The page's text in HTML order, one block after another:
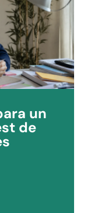
un
de